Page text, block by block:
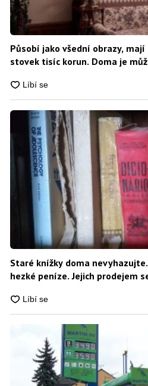
Působí jako všední obrazy,
stovek tisíc korun. Doma je
Staré knížky doma
hezké peníze. Jejich prodejem